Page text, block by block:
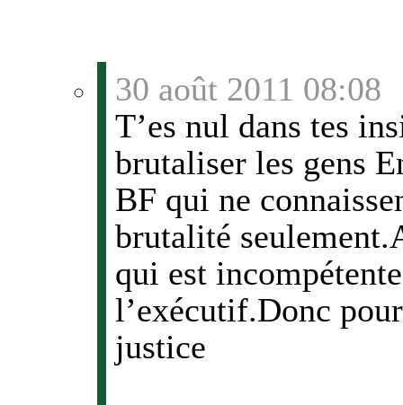
30 août 2011 08:08
T’es nul dans tes
brutaliser les gens
BF qui ne
brutalité
qui est
l’exécutif.Donc
justice